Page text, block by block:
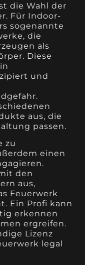
die Wahl der
Für Indoor-
sogenannte
die
als
Diese
und
aus, die
passen.
zu
einen
den
aus,
Feuerwerk
Ein Profi kann
erkennen
ergreifen.
Lizenz
legal